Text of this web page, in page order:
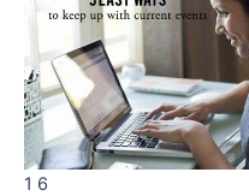
1 6